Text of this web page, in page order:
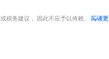
税务建议， 因此不应予以倚赖。
阅读更